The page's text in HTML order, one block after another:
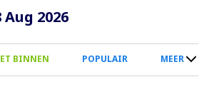
Overslaan
naar
inhoud
Aug 2026
BINNEN POPULAIR MEER